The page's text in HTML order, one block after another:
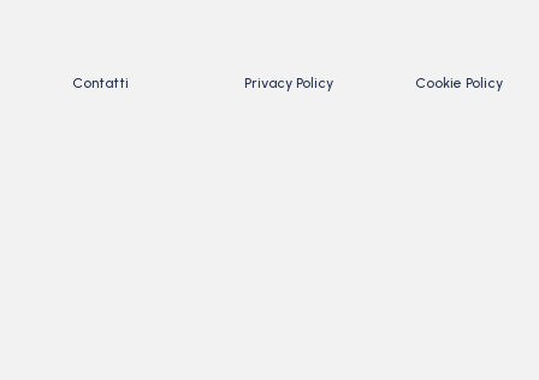
Contatti Privacy Policy Cookie Policy